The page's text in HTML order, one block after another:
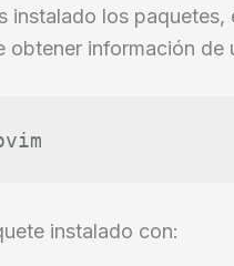
instalado los
obtener información de
instalado con: